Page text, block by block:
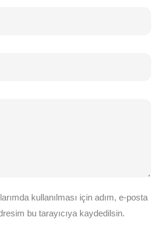
kullanılması için adım, e-posta
bu tarayıcıya kaydedilsin.